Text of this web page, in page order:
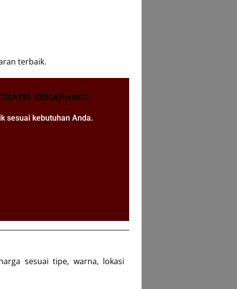
terbaik.
SEKARANG!
sesuai kebutuhan Anda.
sesuai tipe, warna, lokasi